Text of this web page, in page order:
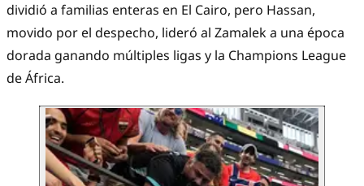
dividió a familias enteras en El Cairo, pero Hassan,
movido por el despecho, lideró al Zamalek a una época
dorada ganando múltiples ligas y la Champions League
de África.